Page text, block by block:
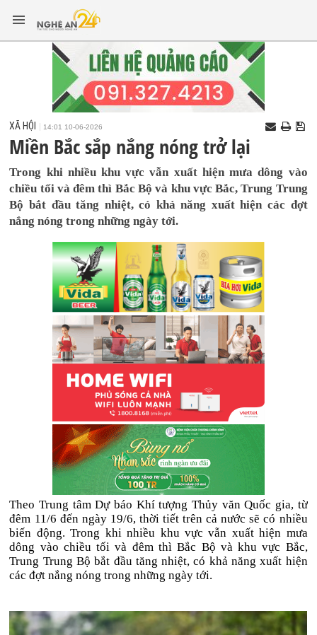
XÃ HỘI 14:01 10-06-2026
Miền Bắc sắp nắng nóng trở lại
Trong khi nhiều khu vực vẫn xuất hiện mưa dông vào
chiều tối và đêm thì Bắc Bộ và khu vực Bắc, Trung Trung
Bộ bắt đầu tăng nhiệt, có khả năng xuất hiện các đợt
nắng nóng trong những ngày tới.
Theo Trung tâm Dự báo Khí tượng Thủy văn Quốc gia, từ
đêm 11/6 đến ngày 19/6, thời tiết trên cả nước sẽ có nhiều
biến động. Trong khi nhiều khu vực vẫn xuất hiện mưa
dông vào chiều tối và đêm thì Bắc Bộ và khu vực Bắc,
Trung Trung Bộ bắt đầu tăng nhiệt, có khả năng xuất hiện
các đợt nắng nóng trong những ngày tới.